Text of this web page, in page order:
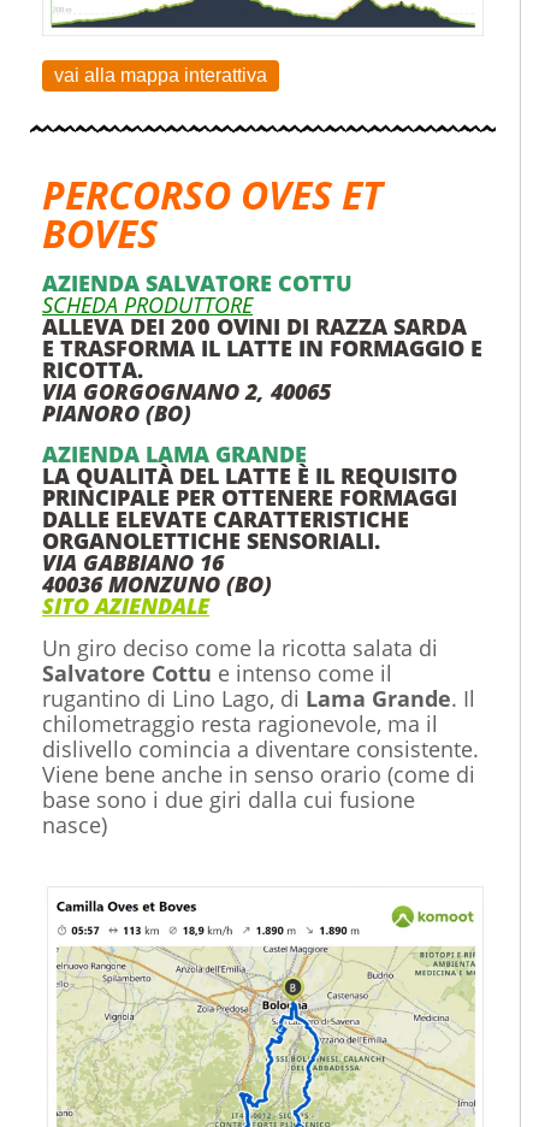
vai alla mappa interattiva
PERCORSO OVES ET
BOVES
AZIENDA SALVATORE COTTU
SCHEDA PRODUTTORE
ALLEVA DEI 200 OVINI DI RAZZA SARDA
E TRASFORMA IL LATTE IN FORMAGGIO E
RICOTTA.
VIA GORGOGNANO 2, 40065
PIANORO (BO)
AZIENDA LAMA GRANDE
LA QUALITÀ DEL LATTE È IL REQUISITO
PRINCIPALE PER OTTENERE FORMAGGI
DALLE ELEVATE CARATTERISTICHE
ORGANOLETTICHE SENSORIALI.
VIA GABBIANO 16
40036 MONZUNO (BO)
SITO AZIENDALE
Un giro deciso come la ricotta salata di
Salvatore Cottu e intenso come il
rugantino di Lino Lago, di Lama Grande. Il
chilometraggio resta ragionevole, ma il
dislivello comincia a diventare consistente.
Viene bene anche in senso orario (come di
base sono i due giri dalla cui fusione
nasce)